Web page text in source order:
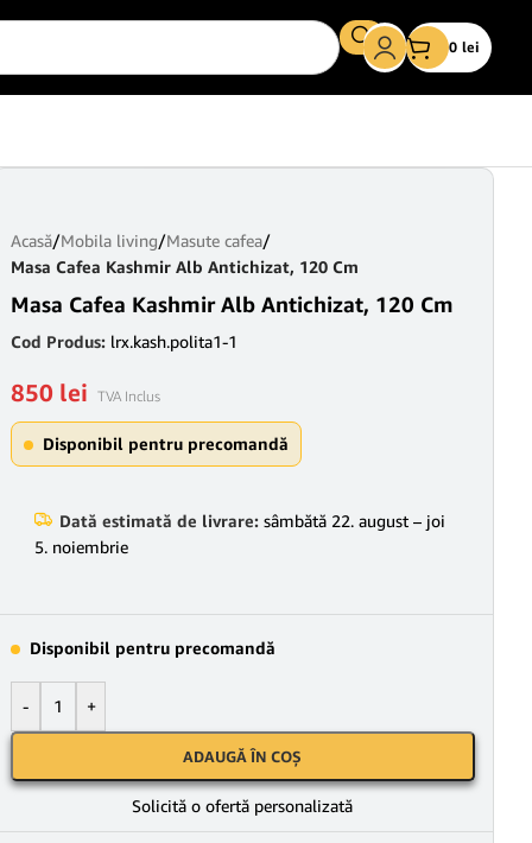
0 lei
Acasă/Mobila living/Masute cafea/
Masa Cafea Kashmir Alb Antichizat, 120 Cm
Masa Cafea Kashmir Alb Antichizat, 120 Cm
Cod Produs: lrx.kash.polita1-1
850 lei TVA Inclus
Disponibil pentru precomandă
Dată estimată de livrare: sâmbătă 22. august – joi
5. noiembrie
Disponibil pentru precomandă
- +
ADAUGĂ ÎN COȘ
Solicită o ofertă personalizată